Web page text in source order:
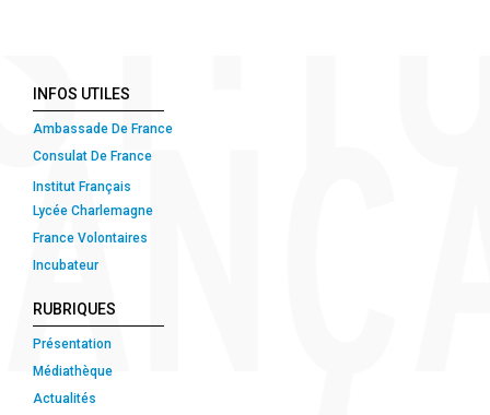
INFOS UTILES
Ambassade De France
Consulat De France
Institut Français
Lycée Charlemagne
France Volontaires
Incubateur
RUBRIQUES
Présentation
Médiathèque
Actualités